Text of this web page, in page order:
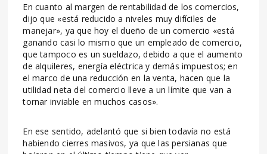
En cuanto al margen de rentabilidad de los comercios,
dijo que «está reducido a niveles muy difíciles de
manejar», ya que hoy el dueño de un comercio «está
ganando casi lo mismo que un empleado de comercio,
que tampoco es un sueldazo, debido a que el aumento
de alquileres, energía eléctrica y demás impuestos; en
el marco de una reducción en la venta, hacen que la
utilidad neta del comercio lleve a un límite que van a
tornar inviable en muchos casos».
En ese sentido, adelantó que si bien todavía no está
habiendo cierres masivos, ya que las persianas que